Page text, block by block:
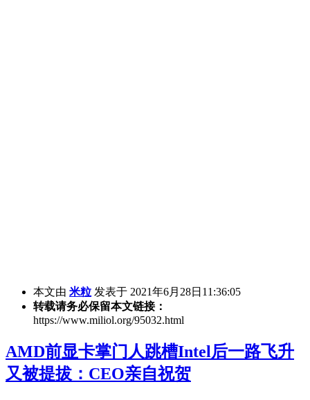
本文由 米粒 发表于 2021年6月28日11:36:05
转载请务必保留本文链接：
https://www.miliol.org/95032.html
AMD前显卡掌门人跳槽Intel后一路飞升
又被提拔：CEO亲自祝贺